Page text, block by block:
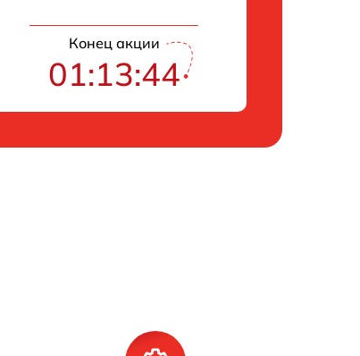
Конец акции
01:13:43